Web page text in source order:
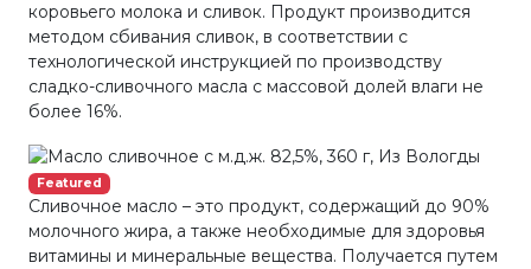
коровьего молока и сливок. Продукт производится
методом сбивания сливок, в соответствии с
технологической инструкцией по производству
сладко-сливочного масла с массовой долей влаги не
более 16%.
Featured
Сливочное масло – это продукт, содержащий до 90%
молочного жира, а также необходимые для здоровья
витамины и минеральные вещества. Получается путем